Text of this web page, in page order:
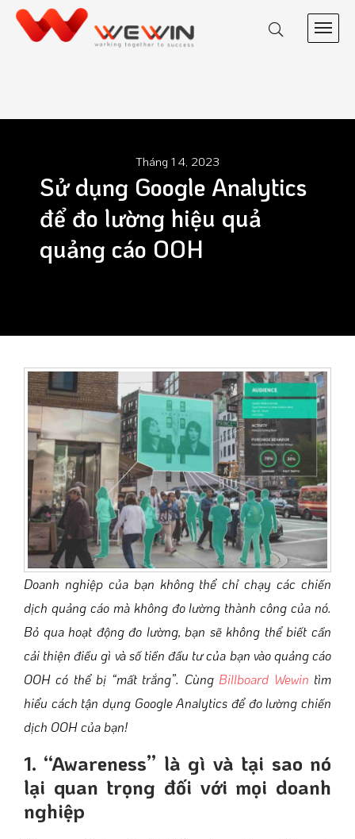
Tháng 1 4, 2023
Sử dụng Google Analytics
để đo lường hiệu quả
quảng cáo OOH
Doanh nghiệp của bạn không thể chỉ chạy các chiến
dịch quảng cáo mà không đo lường thành công của nó.
Bỏ qua hoạt động đo lường, bạn sẽ không thể biết cần
cải thiện điều gì và số tiền đầu tư của bạn vào quảng cáo
OOH có thể bị “mất trắng”. Cùng Billboard Wewin tìm
hiểu cách tận dụng Google Analytics để đo lường chiến
dịch OOH của bạn!
1. “Awareness” là gì và tại sao nó
lại quan trọng đối với mọi doanh
nghiệp